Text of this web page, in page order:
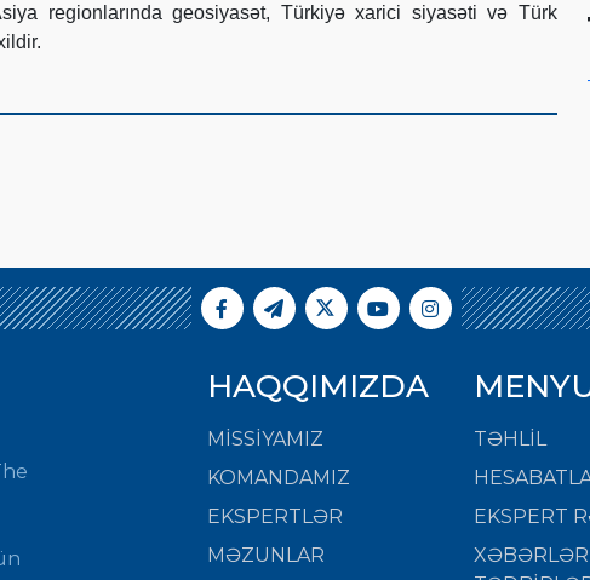
regionlarında geosiyasət, Türkiyə xarici siyasəti və Türk
HAQQIMIZDA
MISSIYAMIZ
KOMANDAMIZ
EKSPERTLƏR
MƏZUNLAR
TƏHLİL
EKSPERT